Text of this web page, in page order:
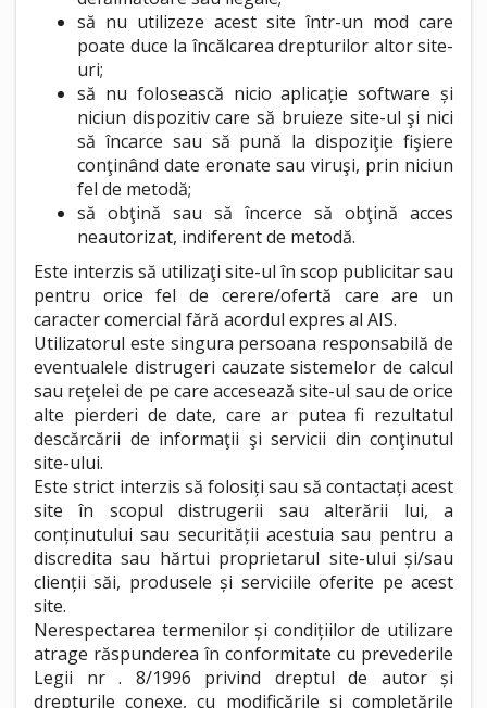
să nu utilizeze acest site într-un mod care
poate duce la încălcarea drepturilor altor site-
uri;
să nu folosească nicio aplicație software și
niciun dispozitiv care să bruieze site-ul şi nici
să încarce sau să pună la dispoziţie fişiere
conţinând date eronate sau viruşi, prin niciun
fel de metodă;
să obţină sau să încerce să obţină acces
neautorizat, indiferent de metodă.
Este interzis să utilizaţi site-ul în scop publicitar sau
pentru orice fel de cerere/ofertă care are un
caracter comercial fără acordul expres al AIS.
Utilizatorul este singura persoana responsabilă de
eventualele distrugeri cauzate sistemelor de calcul
sau reţelei de pe care accesează site-ul sau de orice
alte pierderi de date, care ar putea fi rezultatul
descărcării de informaţii şi servicii din conţinutul
site-ului.
Este strict interzis să folosiți sau să contactați acest
site în scopul distrugerii sau alterării lui, a
conținutului sau securității acestuia sau pentru a
discredita sau hărtui proprietarul site-ului și/sau
clienții săi, produsele și serviciile oferite pe acest
site.
Nerespectarea termenilor și condițiilor de utilizare
atrage răspunderea în conformitate cu prevederile
Legii nr . 8/1996 privind dreptul de autor și
drepturile conexe, cu modificările și completările